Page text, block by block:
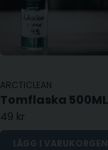
ARCTICLEAN
49 kr
LÄGG I VARUKORGEN